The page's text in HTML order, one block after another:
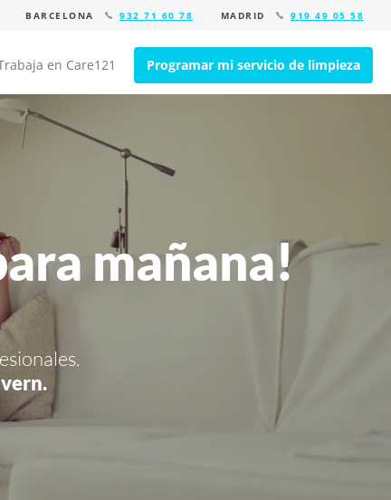
BARCELONA 932 71 60 78 MADRID 919 49 05 58
en Care121 Programar mi servicio de limpieza
mañana!